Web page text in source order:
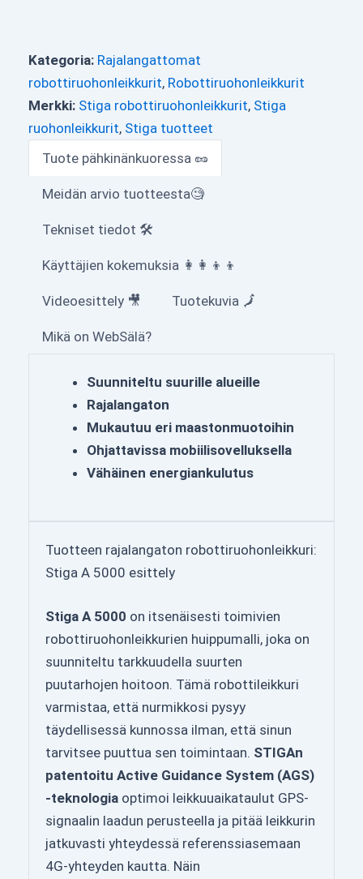
Kategoria: Rajalangattomat
robottiruohonleikkurit, Robottiruohonleikkurit
Merkki: Stiga robottiruohonleikkurit, Stiga
ruohonleikkurit, Stiga tuotteet
Tuote pähkinänkuoressa 🥜
Meidän arvio tuotteesta🧐
Tekniset tiedot 🛠
Käyttäjien kokemuksia 👩‍👩‍👦‍👦
Videoesittely 🎥 Tuotekuvia 🗾
Mikä on WebSälä?
Suunniteltu suurille alueille
Rajalangaton
Mukautuu eri maastonmuotoihin
Ohjattavissa mobiilisovelluksella
Vähäinen energiankulutus
Tuotteen rajalangaton robottiruohonleikkuri:
Stiga A 5000 esittely
Stiga A 5000 on itsenäisesti toimivien
robottiruohonleikkurien huippumalli, joka on
suunniteltu tarkkuudella suurten
puutarhojen hoitoon. Tämä robottileikkuri
varmistaa, että nurmikkosi pysyy
täydellisessä kunnossa ilman, että sinun
tarvitsee puuttua sen toimintaan. STIGAn
patentoitu Active Guidance System (AGS)
-teknologia optimoi leikkuuaikataulut GPS-
signaalin laadun perusteella ja pitää leikkurin
jatkuvasti yhteydessä referenssiasemaan
4G-yhteyden kautta. Näin